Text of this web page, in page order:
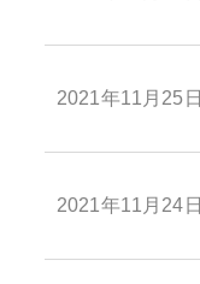
2021年11月25日
2021年11月24日